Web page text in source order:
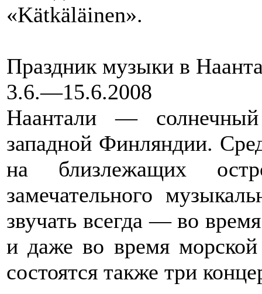
«Kätkäläinen».
Праздник музыки в
3.6.—15.6.2008
Наантали —
западной Финляндии.
на близлежащих
замечательного
звучать всегда — во
и даже во время
состоятся также три